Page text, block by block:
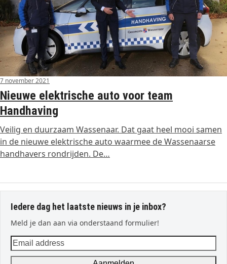
7 november 2021
Nieuwe elektrische auto voor team
Handhaving
Veilig en duurzaam Wassenaar. Dat gaat heel mooi samen
in de nieuwe elektrische auto waarmee de Wassenaarse
handhavers rondrijden. De…
Iedere dag het laatste nieuws in je inbox?
Meld je dan aan via onderstaand formulier!
Email
address